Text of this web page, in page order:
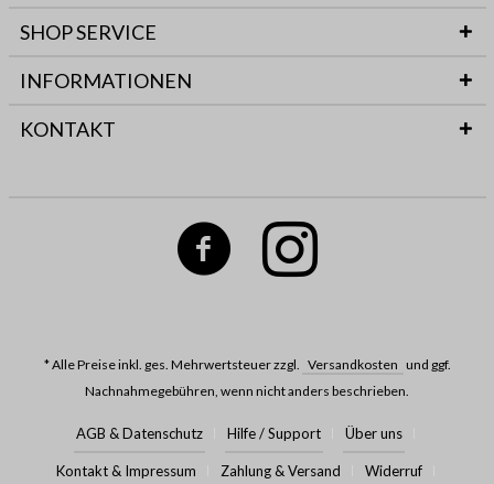
SHOP SERVICE
INFORMATIONEN
KONTAKT
* Alle Preise inkl. ges. Mehrwertsteuer zzgl. Versandkosten und ggf.
Nachnahmegebühren, wenn nicht anders beschrieben.
AGB & Datenschutz Hilfe / Support Über uns
Kontakt & Impressum Zahlung & Versand Widerruf